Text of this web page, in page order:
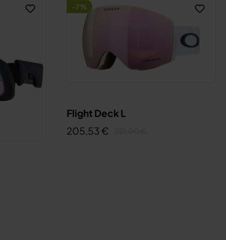
-7%
Flight Deck L
205,53 €